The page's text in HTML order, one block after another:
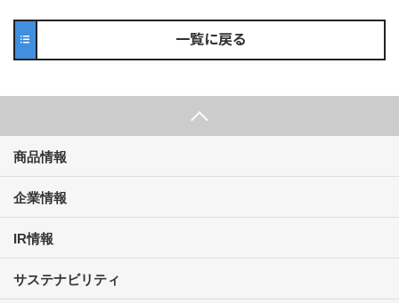
一覧に戻る
商品情報
企業情報
IR情報
サステナビリティ